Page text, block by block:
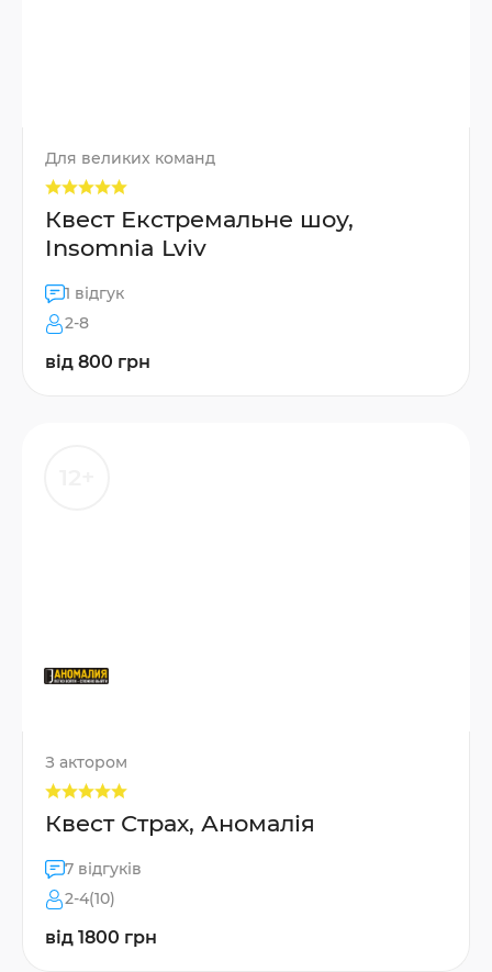
Для великих команд
Квест Екстремальне шоу,
Insomnia Lviv
1 відгук
2-8
від 800 грн
З актором
Квест Страх, Аномалія
7 відгуків
2-4(10)
від 1800 грн